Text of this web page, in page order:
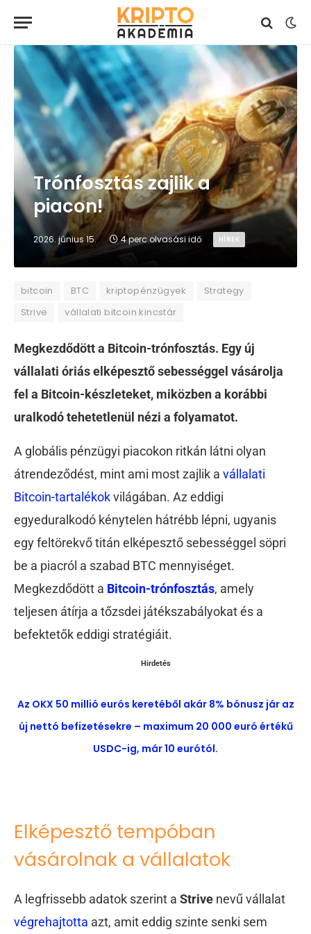
Trónfosztás zajlik a
piacon!
2026. június 15. 4 perc olvasási idő HÍREK
bitcoin BTC kriptopénzügyek
Strategy
Strive
vállalati bitcoin kincstár
Megkezdődött a Bitcoin-trónfosztás. Egy új
vállalati óriás elképesztő sebességgel vásárolja
fel a Bitcoin-készleteket, miközben a korábbi
uralkodó tehetetlenül nézi a folyamatot.
A globális pénzügyi piacokon ritkán látni olyan
átrendeződést, mint ami most zajlik a vállalati
Bitcoin-tartalékokvilágában. Az eddigi
egyeduralkodó kénytelen hátrébb lépni, ugyanis
egy feltörekvő titán elképesztő sebességgel söpri
be a piacról a szabad BTC mennyiséget.
Megkezdődött a Bitcoin-trónfosztás, amely
teljesen átírja a tőzsdei játékszabályokat és a
befektetők eddigi stratégiáit.
Hirdetés
Az OKX 50 millió eurós keretéből akár 8% bónusz jár az
új nettó befizetésekre – maximum 20 000 euró értékű
USDC-ig, már 10 eurótól.
Elképesztő tempóban
vásárolnak a vállalatok
A legfrissebb adatok szerint a Strive nevű vállalat
végrehajtotta azt, amit eddig szinte senki sem